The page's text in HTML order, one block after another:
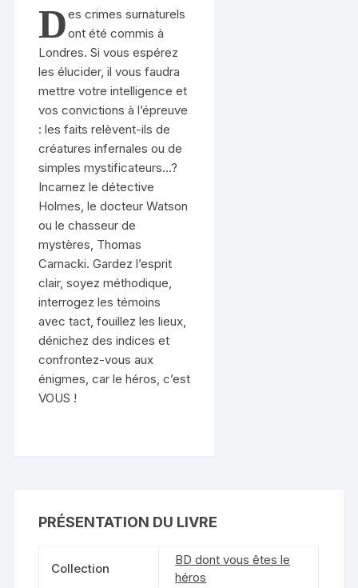
Des crimes surnaturels
ont été commis à
Londres. Si vous espérez
les élucider, il vous faudra
mettre votre intelligence et
vos convictions à l’épreuve
: les faits relèvent-ils de
créatures infernales ou de
simples mystificateurs…?
Incarnez le détective
Holmes, le docteur Watson
ou le chasseur de
mystères, Thomas
Carnacki. Gardez l’esprit
clair, soyez méthodique,
interrogez les témoins
avec tact, fouillez les lieux,
dénichez des indices et
confrontez-vous aux
énigmes, car le héros, c’est
VOUS !
PRÉSENTATION DU LIVRE
Collection
BD dont vous êtes le
héros